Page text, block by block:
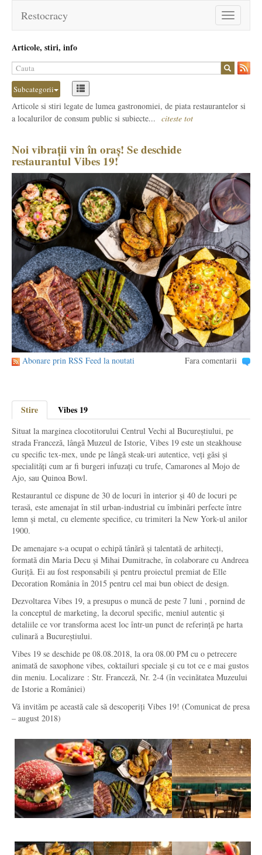
Toggle
navigation
Restocracy
Articole, stiri, info
Subcategorii
Articole si stiri legate de lumea gastronomiei, de piata restaurantelor si
a localurilor de consum public si subiecte... citeste tot
Noi vibrații vin în oraș! Se deschide
restaurantul Vibes 19!
Abonare prin RSS Feed la noutati Fara comentarii
Stire Vibes 19
Situat la marginea clocotitorului Centrul Vechi al Bucureștiului, pe
strada Franceză, lângă Muzeul de Istorie, Vibes 19 este un steakhouse
cu specific tex-mex, unde pe lângă steak-uri autentice, veți găsi și
specialități cum ar fi burgeri infuzați cu trufe, Camarones al Mojo de
Ajo, sau Quinoa Bowl.
Restaurantul ce dispune de 30 de locuri în interior și 40 de locuri pe
terasă, este amenajat în stil urban-industrial cu îmbinări perfecte între
lemn și metal, cu elemente specifice, cu trimiteri la New York-ul anilor
1900.
De amenajare s-a ocupat o echipă tânără și talentată de arhitecți,
formată din Maria Decu și Mihai Dumitrache, în colaborare cu Andreea
Guriță. Ei au fost responsabili și pentru proiectul premiat de Elle
Decoration România în 2015 pentru cel mai bun obiect de design.
Dezvoltarea Vibes 19, a presupus o muncă de peste 7 luni , pornind de
la conceptul de marketing, la decorul specific, meniul autentic și
detaliile ce vor transforma acest loc într-un punct de referință pe harta
culinară a Bucureștiului.
Vibes 19 se deschide pe 08.08.2018, la ora 08.00 PM cu o petrecere
animată de saxophone vibes, coktailuri speciale și cu tot ce e mai gustos
din meniu. Localizare : Str. Franceză, Nr. 2-4 (în vecinătatea Muzeului
de Istorie a României)
Vă invităm pe această cale să descoperiți Vibes 19! (Comunicat de presa
– august 2018)